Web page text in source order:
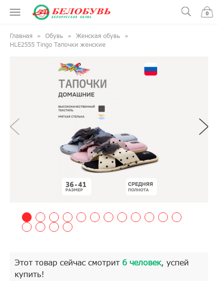
0
Главная Обувь
Женская обувь
HLE2555 Tingo Тапочки женские
Этот товар сейчас смотрит 6 человек, успей
купить!